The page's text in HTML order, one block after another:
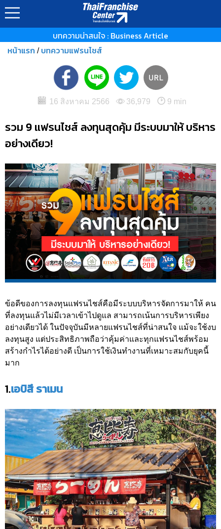
บทความน่าสนใจ : Business Article
หน้าแรก / บทความแฟรนไชส์
16 สิงหาคม 2566 36,979 9 min
รวม 9 แฟรนไชส์ ลงทุนสุดคุ้ม มีระบบมาให้ บริหาร
อย่างเดียว!
ข้อดีของการลงทุนแฟรนไชส์คือมีระบบบริหารจัดการมาให้ คน
ที่ลงทุนแล้วไม่มีเวลาเข้าไปดูแล สามารถเน้นการบริหารเพียง
อย่างเดียวได้ ในปัจจุบันมีหลายแฟรนไชส์ที่น่าสนใจ แม้จะใช้งบ
ลงทุนสูง แต่ประสิทธิภาพถือว่าคุ้มค่าและทุกแฟรนไชส์พร้อม
สร้างกำไรได้อย่างดี เป็นการใช้เงินทำงานที่เหมาะสมกับยุคนี้
มาก
1.เอบิสึ ราเมน